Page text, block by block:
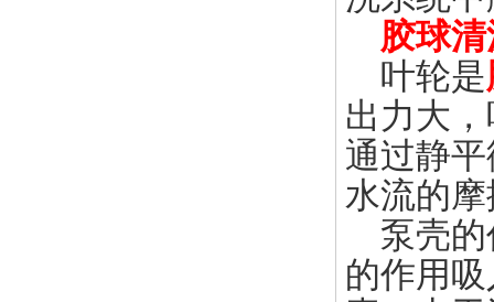
胶球
叶轮是
出力大
通过静
水流的
泵壳的
的作用